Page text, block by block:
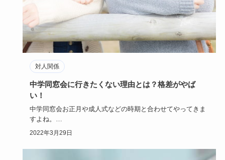
対人関係
中学同窓会に行きたくない理由とは？格差がやば
い！
中学同窓会お正月や成人式などの時期と合わせてやってきま
すよね。
しかし、なかなか参加しない人や、参加したがらない人も沢
2022年3月29日